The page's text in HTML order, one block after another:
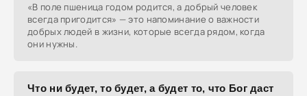
«В поле пшеница годом родится, а добрый человек
всегда пригодится» — это напоминание о важности
добрых людей в жизни, которые всегда рядом, когда
они нужны.
Что ни будет, то будет, а будет то, что Бог даст